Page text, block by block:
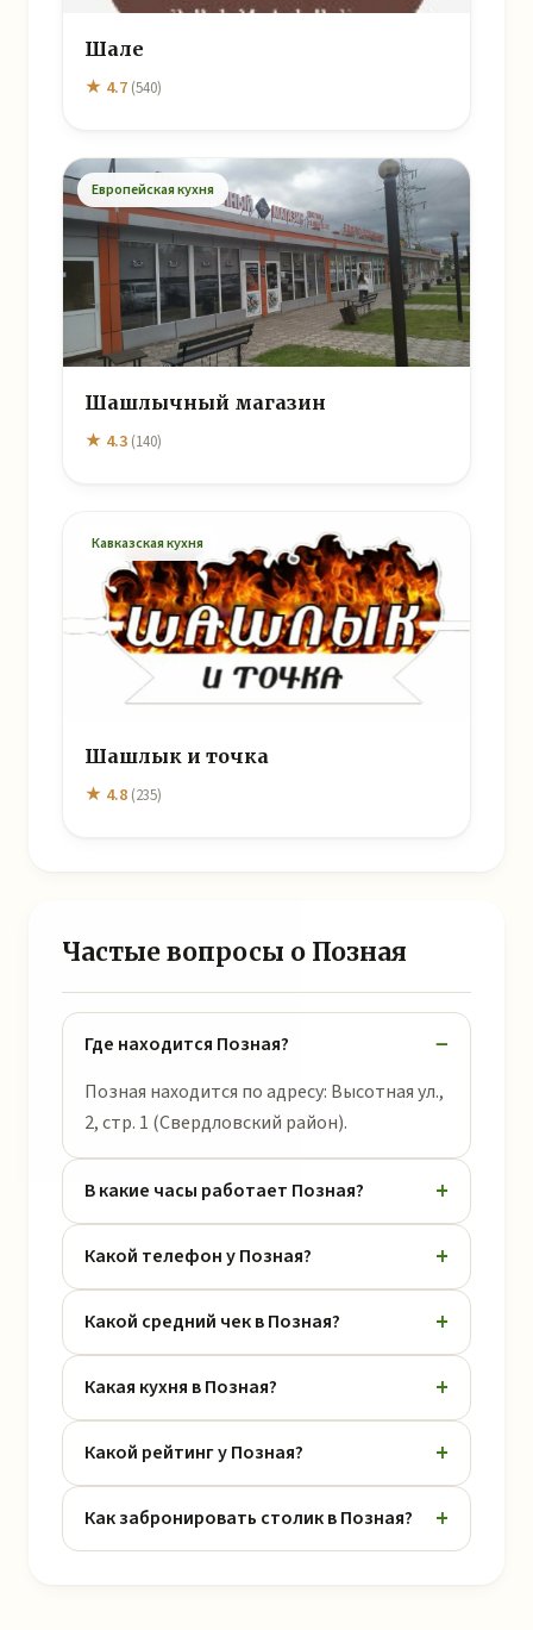
Шале
★ 4.7 (540)
Европейская кухня
Шашлычный магазин
★ 4.3 (140)
Кавказская кухня
Шашлык и точка
★ 4.8 (235)
Частые вопросы о Позная
Где находится Позная?
Позная находится по адресу: Высотная ул.,
2, стр. 1 (Свердловский район).
В какие часы работает Позная?
Какой телефон у Позная?
Какой средний чек в Позная?
Какая кухня в Позная?
Какой рейтинг у Позная?
Как забронировать столик в Позная?